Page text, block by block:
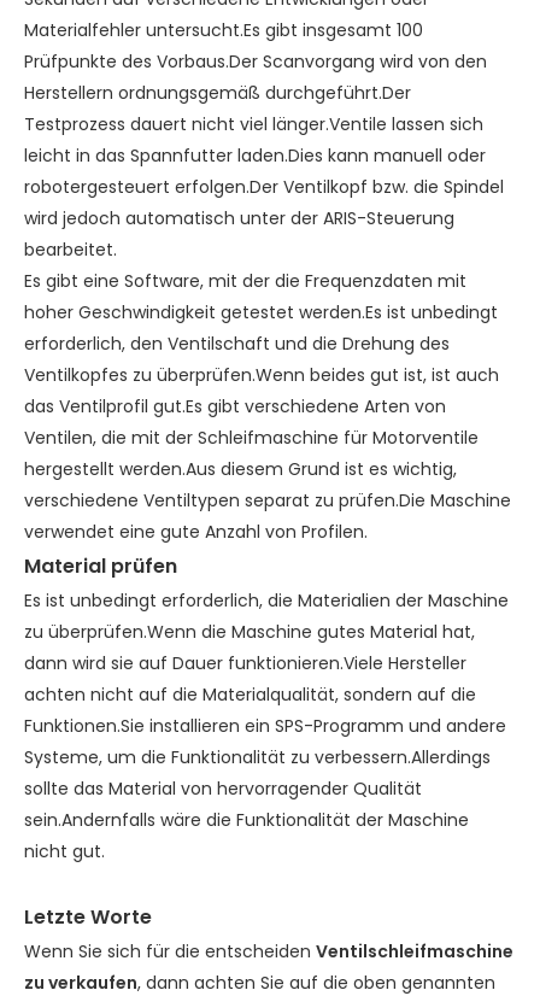
Materialfehler untersucht.Es gibt insgesamt 100
Prüfpunkte des Vorbaus.Der Scanvorgang wird von den
Herstellern ordnungsgemäß durchgeführt.Der
Testprozess dauert nicht viel länger.Ventile lassen sich
leicht in das Spannfutter laden.Dies kann manuell oder
robotergesteuert erfolgen.Der Ventilkopf bzw. die Spindel
wird jedoch automatisch unter der ARIS-Steuerung
bearbeitet.
Es gibt eine Software, mit der die Frequenzdaten mit
hoher Geschwindigkeit getestet werden.Es ist unbedingt
erforderlich, den Ventilschaft und die Drehung des
Ventilkopfes zu überprüfen.Wenn beides gut ist, ist auch
das Ventilprofil gut.Es gibt verschiedene Arten von
Ventilen, die mit der Schleifmaschine für Motorventile
hergestellt werden.Aus diesem Grund ist es wichtig,
verschiedene Ventiltypen separat zu prüfen.Die Maschine
verwendet eine gute Anzahl von Profilen.
Material prüfen
Es ist unbedingt erforderlich, die Materialien der Maschine
zu überprüfen.Wenn die Maschine gutes Material hat,
dann wird sie auf Dauer funktionieren.Viele Hersteller
achten nicht auf die Materialqualität, sondern auf die
Funktionen.Sie installieren ein SPS-Programm und andere
Systeme, um die Funktionalität zu verbessern.Allerdings
sollte das Material von hervorragender Qualität
sein.Andernfalls wäre die Funktionalität der Maschine
nicht gut.
Letzte Worte
Wenn Sie sich für die entscheiden Ventilschleifmaschine
zu verkaufen, dann achten Sie auf die oben genannten